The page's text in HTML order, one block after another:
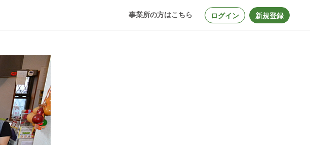
事業所の方はこちら ログイン 新規登録